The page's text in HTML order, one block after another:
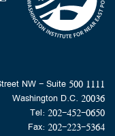
Homepage
1111 19th Street NW - Suite 500
Washington D.C. 20036
Tel: 202-452-0650
Fax: 202-223-5364